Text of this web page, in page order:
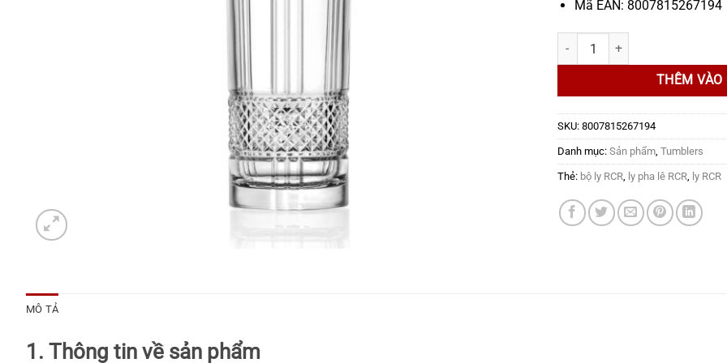
Mã EAN: 8007815267194
Bộ 06 Ly RCR Crystal Brillante
THÊM VÀO
SKU: 8007815267194
Danh mục: Sản phẩm Tumblers
Thẻ: bộ ly RCR ly pha lê RCR ly RCR
MÔ TẢ
1. Thông tin về sản phẩm